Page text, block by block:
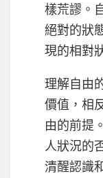
樣荒謬。
絕對的狀
現的相對
理解自由
價值，相
由的前提
人狀況的
清醒認識